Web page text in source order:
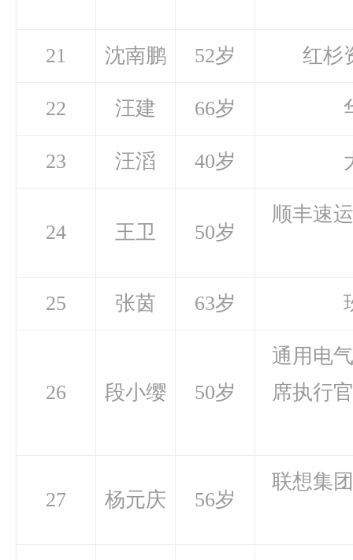
21 沈南鹏 52岁 红杉
22 汪建 66岁
23 汪滔 40岁
24 王卫 50岁
顺丰速
25 张茵 63岁
26 段小缨 50岁
通用电
席执行
27 杨元庆 56岁
联想集